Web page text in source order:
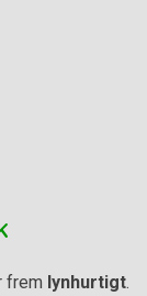
frem lynhurtigt